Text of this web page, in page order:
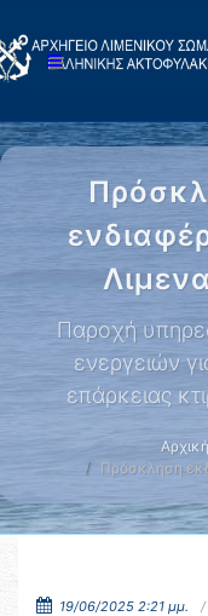
Παροχή
ενεργειών
επάρκειας
Πρόσκληση
19/06/2025 2:21 μμ.